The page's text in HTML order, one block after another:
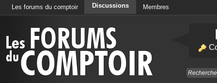
Les forums du comptoir Discussions Membres